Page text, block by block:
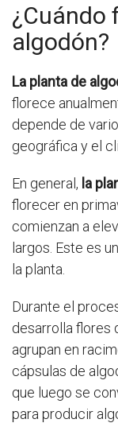
¿Cuándo
algodón?
La planta de
florece
depende de
geográfica y el
En general, la
florecer en
comienzan a
largos. Este es
la planta.
Durante el
desarrolla flores
agrupan en
cápsulas de
que luego se
para producir